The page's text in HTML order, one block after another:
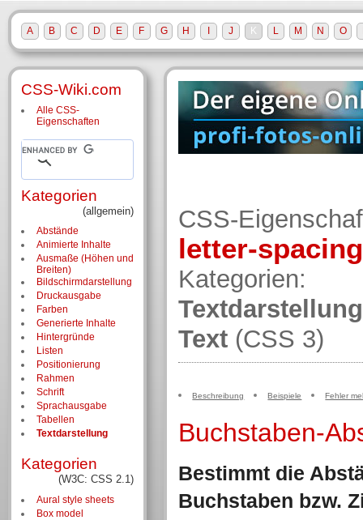
CSS-
letter-spacing
Kategorien:
Text (CSS 3)
Beschreibung Beispiele Fehler
Buchstaben-
Bestimmt die
Buchstaben bzw.
CSS-Wiki.com
Alle CSS-
Eigenschaften
Kategorien
(allgemein)
Abstände
Animierte Inhalte
Ausmaße (Höhen und
Breiten)
Bildschirm­darstellung
Druckausgabe
Farben
Generierte Inhalte
Hintergründe
Listen
Positionierung
Rahmen
Schrift
Sprachausgabe
Tabellen
Textdarstellung
Kategorien
(W3C: CSS 2.1)
Aural style sheets
Box model
A B C D E F G H J K L M N O